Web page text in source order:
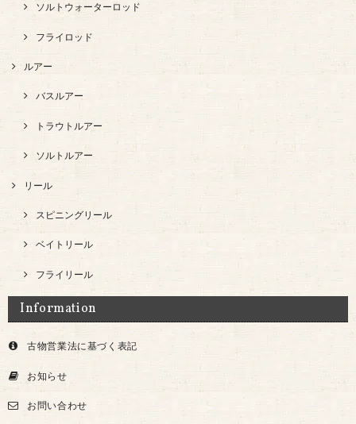
ソルトウォーターロッド
フライロッド
ルアー
バスルアー
トラウトルアー
ソルトルアー
リール
スピニングリール
ベイトリール
フライリール
Information
古物営業法に基づく表記
お知らせ
お問い合わせ